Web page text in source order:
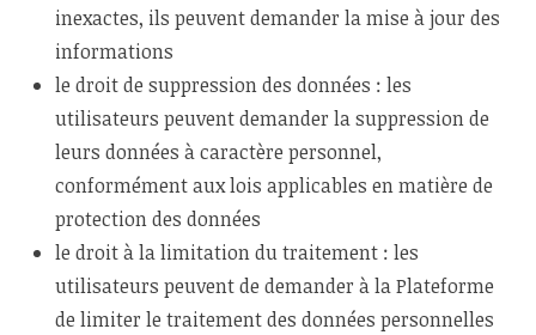
inexactes, ils peuvent demander la mise à jour des
informations
le droit de suppression des données : les
utilisateurs peuvent demander la suppression de
leurs données à caractère personnel,
conformément aux lois applicables en matière de
protection des données
le droit à la limitation du traitement : les
utilisateurs peuvent de demander à la Plateforme
de limiter le traitement des données personnelles